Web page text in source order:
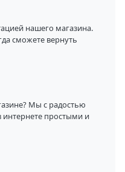
нашего магазина.
сможете вернуть
Мы с радостью
интернете простыми и